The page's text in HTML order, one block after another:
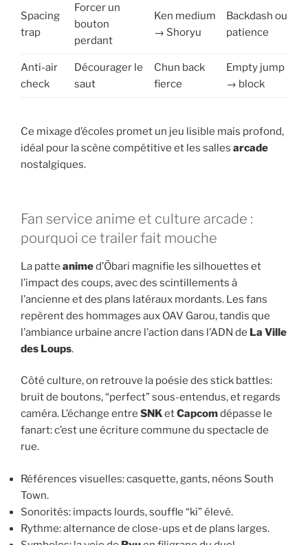
Spacing
trap
Forcer un
bouton
perdant
Ken medium
→ Shoryu
Backdash ou
patience
Anti-air
check
Décourager le
saut
Chun back
fierce
Empty jump
→ block
Ce mixage d’écoles promet un jeu lisible mais profond,
idéal pour la scène compétitive et les salles arcade
nostalgiques.
Fan service anime et culture arcade :
pourquoi ce trailer fait mouche
La patte animed’Ōbari magnifie les silhouettes et
l’impact des coups, avec des scintillements à
l’ancienne et des plans latéraux mordants. Les fans
repèrent des hommages aux OAV Garou, tandis que
l’ambiance urbaine ancre l’action dans l’ADN de La Ville
des Loups.
Côté culture, on retrouve la poésie des stick battles:
bruit de boutons, “perfect” sous-entendus, et regards
caméra. L’échange entre SNKetCapcomdépasse le
fanart: c’est une écriture commune du spectacle de
rue.
Références visuelles: casquette, gants, néons South
Town.
Sonorités: impacts lourds, souffle “ki” élevé.
Rythme: alternance de close-ups et de plans larges.